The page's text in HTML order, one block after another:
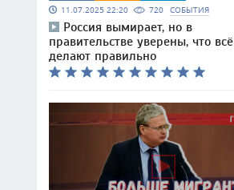
11.07.2025 22:20 720 СОБЫТИЯ
Россия вымирает, но в
правительстве уверены, что всё
делают правильно